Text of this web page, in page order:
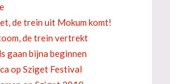
de trein uit Mokum komt!
de trein vertrekt
gaan bijna beginnen
op Sziget Festival